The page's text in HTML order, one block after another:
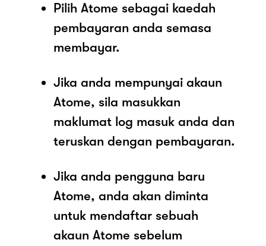
Pilih Atome sebagai kaedah
pembayaran anda semasa
membayar.
Jika anda mempunyai akaun
Atome, sila masukkan
maklumat log masuk anda dan
teruskan dengan pembayaran.
Jika anda pengguna baru
Atome, anda akan diminta
untuk mendaftar sebuah
akaun Atome sebelum